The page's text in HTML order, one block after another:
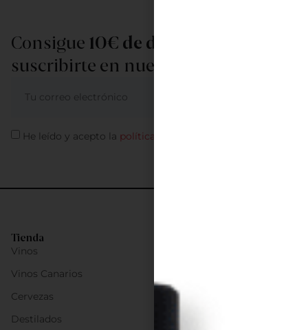
Tienda
Vinos
Vinos Canarios
Cervezas
Destilados
Consigue 10€ de descuento
suscribirte en nuestra newsletter
He leído y acepto la política de privacidad